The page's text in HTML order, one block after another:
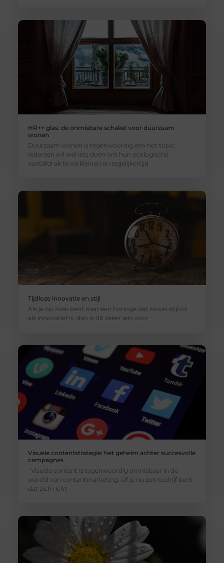
HR++ glas: de onmisbare schakel voor duurzaam
wonen
Duurzaam wonen is tegenwoordig een hot topic.
Iedereen wil wel iets doen om hun ecologische
voetafdruk te verkleinen en tegelijkertijd
Tijdloze innovatie en stijl
Als je op zoek bent naar een horloge dat zowel stijlvol
als innovatief is, dan is dit zeker iets voor
Visuele contentstrategie: het geheim achter succesvolle
campagnes
Visuele content is tegenwoordig onmisbaar in de
wereld van contentmarketing. Of je nu een bedrijf bent
dat zich richt